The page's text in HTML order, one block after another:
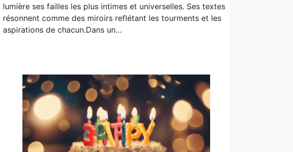
lumière ses failles les plus intimes et universelles. Ses textes
résonnent comme des miroirs reflétant les tourments et les
aspirations de chacun.Dans un…